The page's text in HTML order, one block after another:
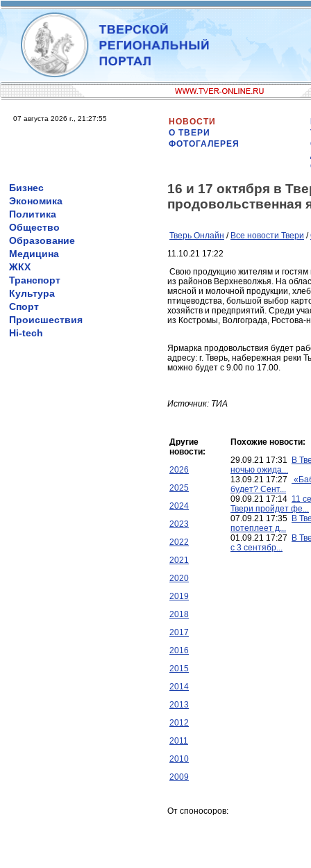
07 августа 2026 г., 21:27:55
НОВОСТИ
О ТВЕРИ
ФОТОГАЛЕРЕЯ
Бизнес
Экономика
Политика
Общество
Образование
Медицина
ЖКХ
Транспорт
Культура
Спорт
Происшествия
Hi-tech
16 и 17 октября в
продовольственная
Тверь Онлайн / Все новости Твери /
11.10.21 17:22
Свою продукцию жителям и гостям
из районов Верхневолжья. На
мясной и молочной продукции,
птицеводства, большой выбор
хозяйств и предприятий. Среди
из Костромы, Волгограда,
Ярмарка продовольствия будет
адресу: г. Тверь, набережная реки
можно будет с 9.00 по 17.00.
Источник: ТИА
Другие
новости:
2026
2025
2024
2023
2022
2021
2020
2019
2018
2017
2016
2015
2014
2013
2012
2011
2010
2009
Похожие новости:
29.09.21 17:31
В
ночью ожида...
13.09.21 17:27
будет? Сент...
09.09.21 17:14 11
Твери пройдет фе...
07.09.21 17:35 В
потеплеет д...
01.09.21 17:27
В
с 3 сентябр...
От споносоров: